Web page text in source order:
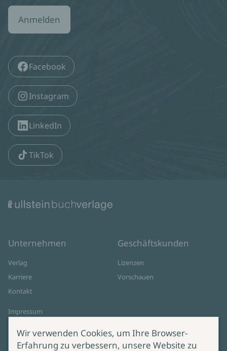
Anmelden
Facebook
Instagram
LinkedIn
TikTok
Unternehmen
Verlag
Karriere
Kontakt
Impressum
Cookie-Einstellungen
Geschäftskunden
Lizenzen
Vorschauen
Wir verwenden Cookies, um Ihre Browser-
Erfahrung zu verbessern, unsere Website zu